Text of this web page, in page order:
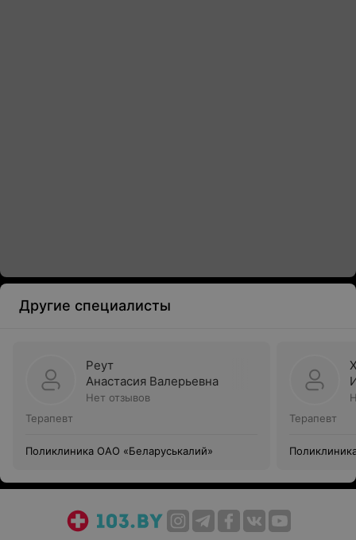
Другие специалисты
Реут
Анастасия Валерьевна
Нет отзывов
Терапевт
Поликлиника ОАО «Беларуськалий»
Терапевт